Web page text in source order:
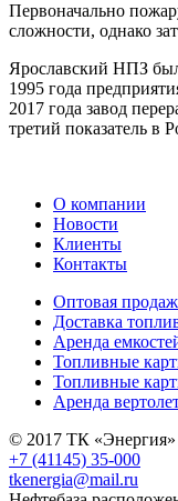
Первоначально
сложности, однако
Ярославский НПЗ
1995 года
2017 года завод
третий показатель в
О компании
Новости
Клиенты
Контакты
Оптовая
Доставка
Аренда
Топливные
Топливные
Аренда
© 2017 ТК «Энергия»
+7 (41145) 35-000
tkenergia@mail.ru